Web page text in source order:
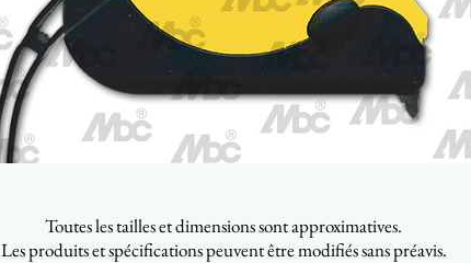
Toutes les tailles et dimensions sont approximatives.
Les produits et spécifications peuvent être modifiés sans préavis.